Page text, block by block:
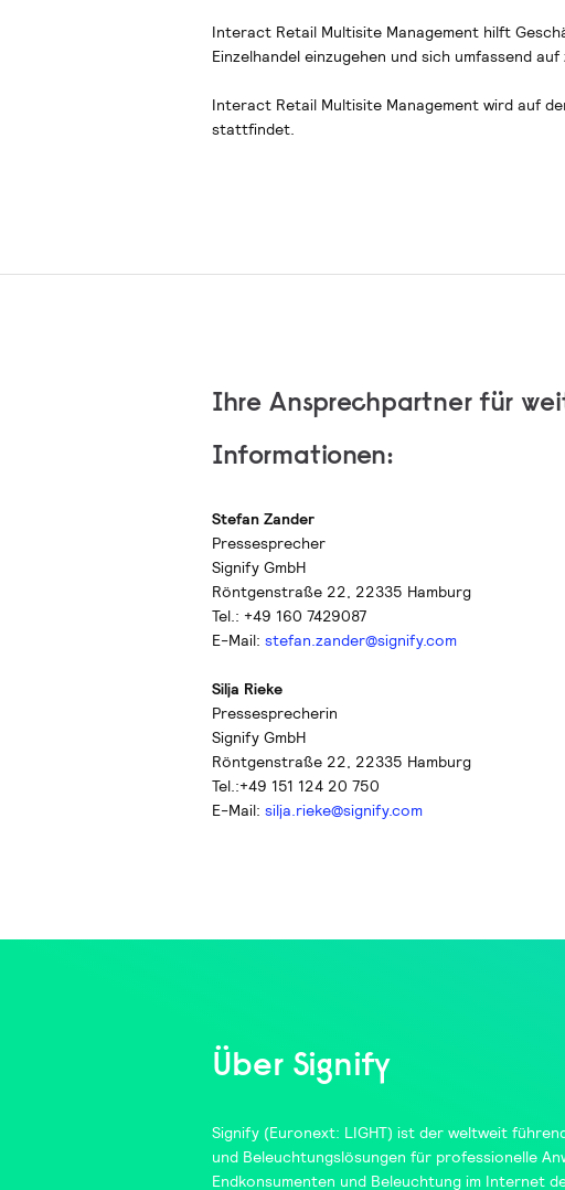
Interact Retail Multisite Management hilft
Einzelhandel einzugehen und sich umfassend
Interact Retail Multisite Management wird auf
stattfindet.
Ihre Ansprechpartner für
Informationen:
Stefan Zander
Pressesprecher
Signify GmbH
Röntgenstraße 22, 22335 Hamburg
Tel.: +49 160 7429087
E-Mail: stefan.zander@signify.com
Silja Rieke
Pressesprecherin
Signify GmbH
Röntgenstraße 22, 22335 Hamburg
Tel.:+49 151 124 20 750
E-Mail: silja.rieke@signify.com
Über Signify
Signify(Euronext: LIGHT) ist der weltweit
und Beleuchtungslösungen für professionelle
Endkonsumenten und Beleuchtung im Internet